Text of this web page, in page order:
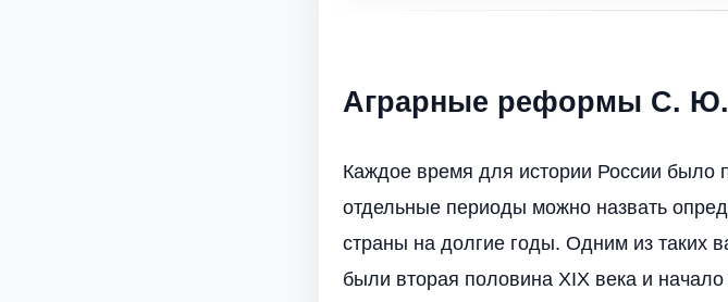
Аграрные реформы С. Ю.
Каждое время для истории России было
отдельные периоды можно назвать
страны на долгие годы. Одним из таких
были вторая половина XIX века и